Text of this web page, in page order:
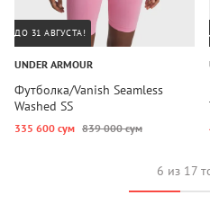
ДО 31 АВГУСТА!
UNDER ARMOUR
Футболка/Vanish Seamless
Washed SS
335 600 сум 839 000 сум
6 из 17